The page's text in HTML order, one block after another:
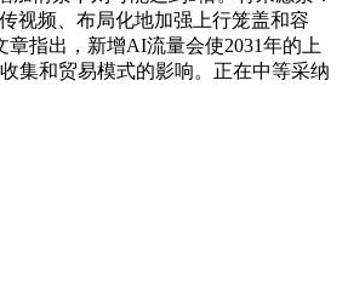
视频、布局化地加强上行笼盖和容
指出，新增AI流量会使2031年的上
集和贸易模式的影响。正在中等采纳